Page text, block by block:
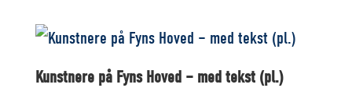
Kunstnere på Fyns Hoved – med tekst (pl.)